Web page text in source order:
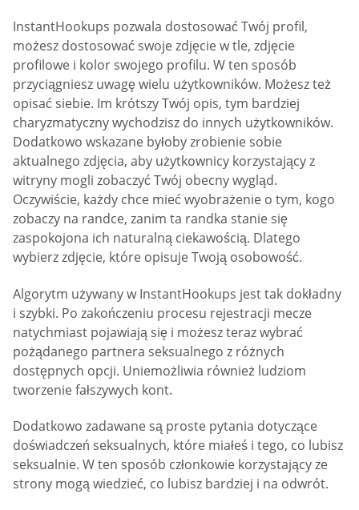
InstantHookups pozwala dostosować Twój profil,
możesz dostosować swoje zdjęcie w tle, zdjęcie
profilowe i kolor swojego profilu. W ten sposób
przyciągniesz uwagę wielu użytkowników. Możesz też
opisać siebie. Im krótszy Twój opis, tym bardziej
charyzmatyczny wychodzisz do innych użytkowników.
Dodatkowo wskazane byłoby zrobienie sobie
aktualnego zdjęcia, aby użytkownicy korzystający z
witryny mogli zobaczyć Twój obecny wygląd.
Oczywiście, każdy chce mieć wyobrażenie o tym, kogo
zobaczy na randce, zanim ta randka stanie się
zaspokojona ich naturalną ciekawością. Dlatego
wybierz zdjęcie, które opisuje Twoją osobowość.
Algorytm używany w InstantHookups jest tak dokładny
i szybki. Po zakończeniu procesu rejestracji mecze
natychmiast pojawiają się i możesz teraz wybrać
pożądanego partnera seksualnego z różnych
dostępnych opcji. Uniemożliwia również ludziom
tworzenie fałszywych kont.
Dodatkowo zadawane są proste pytania dotyczące
doświadczeń seksualnych, które miałeś i tego, co lubisz
seksualnie. W ten sposób członkowie korzystający ze
strony mogą wiedzieć, co lubisz bardziej i na odwrót.